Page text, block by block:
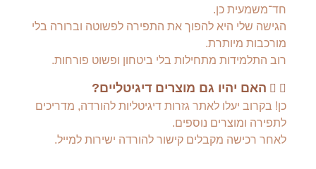
חד־משמעית כן.
הגישה שלי היא להפוך את התפירה לפשוטה וברורה בלי
מורכבות מיותרת.
רוב התלמידות מתחילות בלי ביטחון ופשוט פורחות.
האם יהיו גם מוצרים דיגיטליים?
כן! בקרוב יעלו לאתר גזרות דיגיטליות להורדה, מדריכים
לתפירה ומוצרים נוספים.
לאחר רכישה מקבלים קישור להורדה ישירות למייל.